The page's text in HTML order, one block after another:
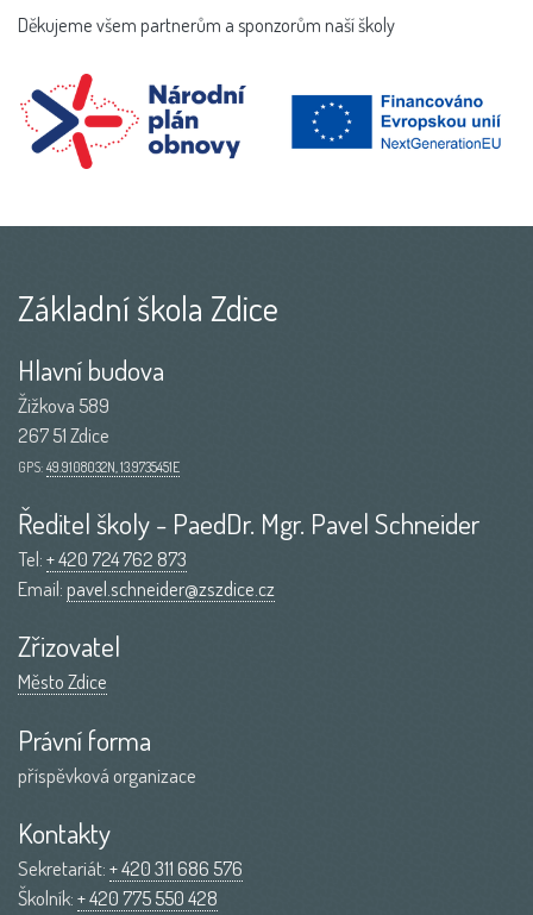
Děkujeme všem partnerům a sponzorům naší školy
Základní škola Zdice
Hlavní budova
Žižkova 589
267 51 Zdice
GPS: 49.9108032N, 13.9735451E
Ředitel školy - PaedDr. Mgr. Pavel Schneider
Tel:+ 420 724 762 873
Email:pavel.schneider@zszdice.cz
Zřizovatel
Město Zdice
Právní forma
příspěvková organizace
Kontakty
Sekretariát:+ 420 311 686 576
Školník:+ 420 775 550 428